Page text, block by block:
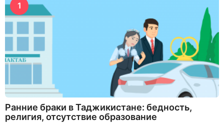
1
Ранние браки в Таджикистане: бедность,
религия, отсутствие образование